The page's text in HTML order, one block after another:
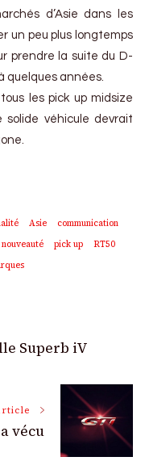
d’Asie dans les
un peu plus longtemps
prendre la suite du D-
quelques années.
les pick up midsize
véhicule devrait
Asie
communication
nouveauté pick up
RT50
Superb iV
vécu